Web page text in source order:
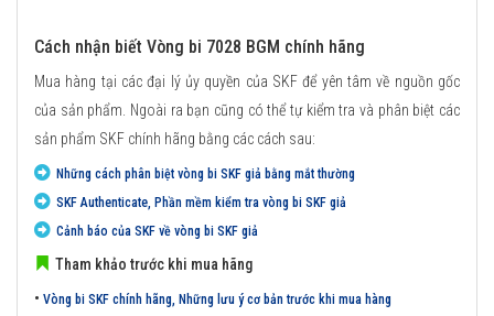
Cách nhận biết Vòng bi 7028 BGM chính hãng
Mua hàng tại các đại lý ủy quyền của SKF để yên tâm về nguồn gốc
của sản phẩm. Ngoài ra bạn cũng có thể tự kiểm tra và phân biệt các
sản phẩm SKF chính hãng bằng các cách sau:
Những cách phân biệt vòng bi SKF giả bằng mắt thường
SKF Authenticate, Phần mềm kiểm tra vòng bi SKF giả
Cảnh báo của SKF về vòng bi SKF giả
Tham khảo trước khi mua hãng
• Vòng bi SKF chính hãng, Những lưu ý cơ bản trước khi mua hàng